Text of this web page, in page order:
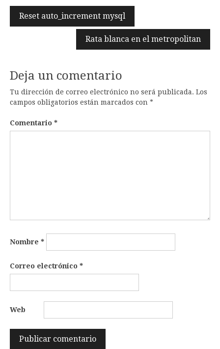
Navegación
de
Reset auto_increment mysql
Rata blanca en el metropolitan
Deja un comentario
Tu dirección de correo electrónico no será publicada. Los
campos obligatorios están marcados con *
Comentario *
Nombre *
Correo electrónico *
Web